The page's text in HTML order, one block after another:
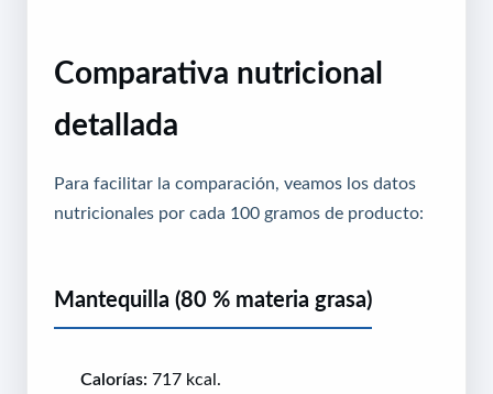
Comparativa nutricional
detallada
Para facilitar la comparación, veamos los datos
nutricionales por cada 100 gramos de producto:
Mantequilla (80 % materia grasa)
Calorías: 717 kcal.